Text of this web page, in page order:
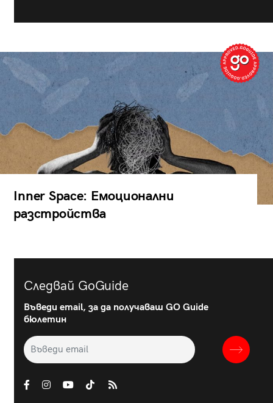
Inner Space: Емоционални
разстройства
Следвай GoGuide
Въведи email, за да получаваш GO Guide
бюлетин